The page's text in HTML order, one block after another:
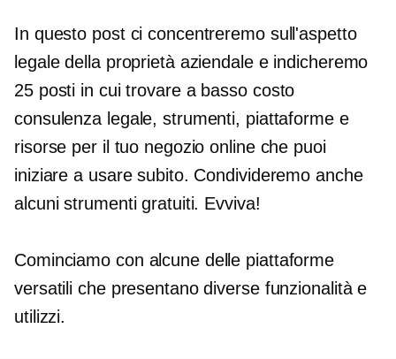
In questo post ci concentreremo sull'aspetto
legale della proprietà aziendale e indicheremo
25 posti in cui trovare a basso costo
consulenza legale, strumenti, piattaforme e
risorse per il tuo negozio online che puoi
iniziare a usare subito. Condivideremo anche
alcuni strumenti gratuiti. Evviva!
Cominciamo con alcune delle piattaforme
versatili che presentano diverse funzionalità e
utilizzi.